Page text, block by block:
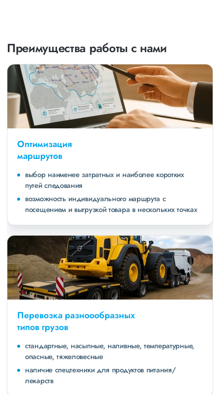
Преимущества работы с нами
Оптимизация
маршрутов
выбор наименее затратных и наиболее коротких
путей следования
возможность индивидуального маршрута с
посещением и выгрузкой товара в нескольких точках
Перевозка разноообразных
типов грузов
стандартные, насыпные, наливные, температурные,
опасные, тяжеловесные
наличие спецтехники для продуктов питания/
лекарств